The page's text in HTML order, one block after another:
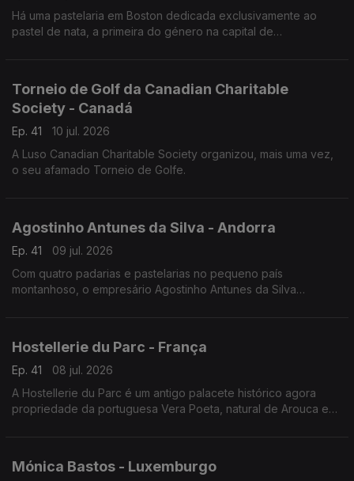
Há uma pastelaria em Boston dedicada exclusivamente ao
pastel de nata, a primeira do género na capital de
Torneio de Golf da Canadian Charitable
Society - Canadá
Ep. 41
10 jul. 2026
A Luso Canadian Charitable Society organizou, mais uma vez,
o seu afamado Torneio de Golfe.
Agostinho Antunes da Silva - Andorra
Ep. 41
09 jul. 2026
Com quatro padarias e pastelarias no pequeno país
montanhoso, o empresário Agostinho Antunes da Silva
Hostellerie du Parc - França
Ep. 41
08 jul. 2026
A Hostellerie du Parc é um antigo palacete histórico agora
propriedade da portuguesa Vera Poeta, natural de Arouca e
Mónica Bastos - Luxemburgo